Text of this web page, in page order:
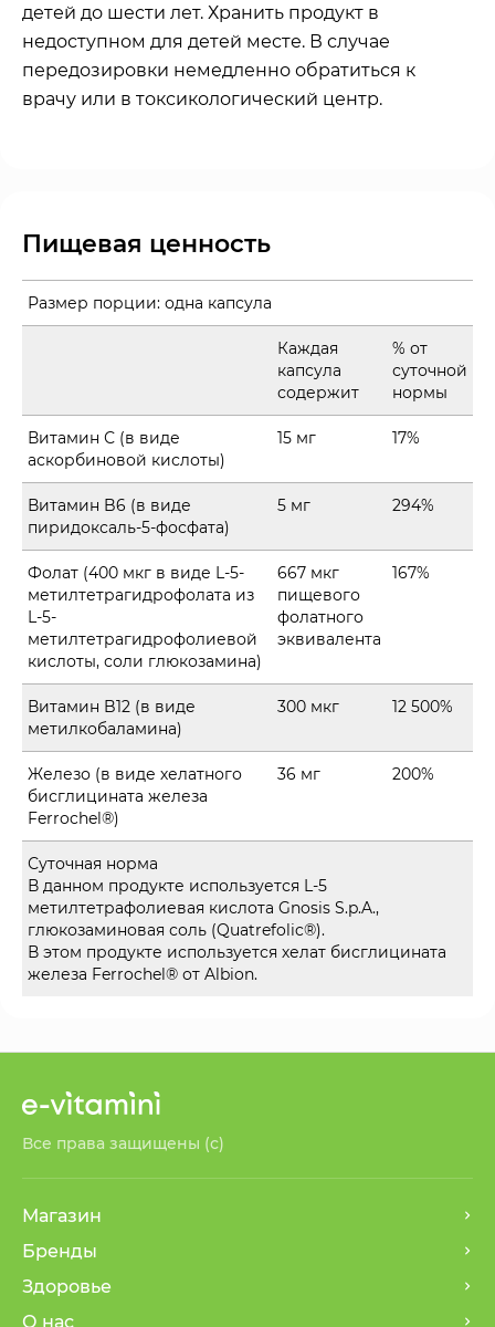
детей до шести лет. Хранить продукт в
недоступном для детей месте. В случае
передозировки немедленно обратиться к
врачу или в токсикологический центр.
Пищевая ценность
Размер порции: одна капсула
Каждая
капсула
содержит
% от
суточной
нормы
Витамин С (в виде
аскорбиновой кислоты)
15 мг 17%
Витамин B6 (в виде
пиридоксаль-5-фосфата)
5 мг 294%
Фолат (400 мкг в виде L-5-
метилтетрагидрофолата из
L-5-
метилтетрагидрофолиевой
кислоты, соли глюкозамина)
667 мкг
пищевого
фолатного
эквивалента
167%
Витамин B12 (в виде
метилкобаламина)
300 мкг 12 500%
Железо (в виде хелатного
бисглицината железа
Ferrochel®)
36 мг 200%
Суточная норма
В данном продукте используется L-5
метилтетрафолиевая кислота Gnosis S.p.A.,
глюкозаминовая соль (Quatrefolic®).
В этом продукте используется хелат бисглицината
железа Ferrochel® от Albion.
Все права защищены (с)
Магазин
Бренды
Здоровье
О нас